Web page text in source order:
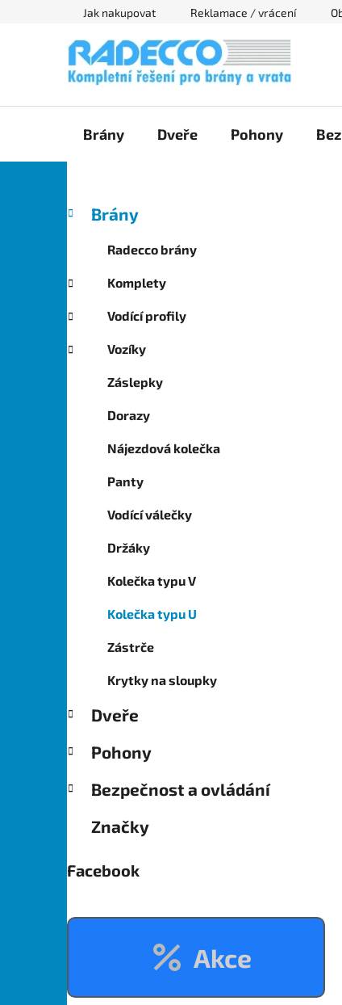
Jak nakupovat Reklamace / vrácení
Brány Dveře Pohony
P
r
a
n
kategorie
a
o
r
e
Brány
Radecco brány
Komplety
Vodící profily
Vozíky
Záslepky
Dorazy
Nájezdová kolečka
Panty
Vodící válečky
Držáky
Kolečka typu V
Kolečka typu U
Zástrče
Krytky na sloupky
Dveře
Pohony
Bezpečnost a ovládání
Značky
Facebook
Akce